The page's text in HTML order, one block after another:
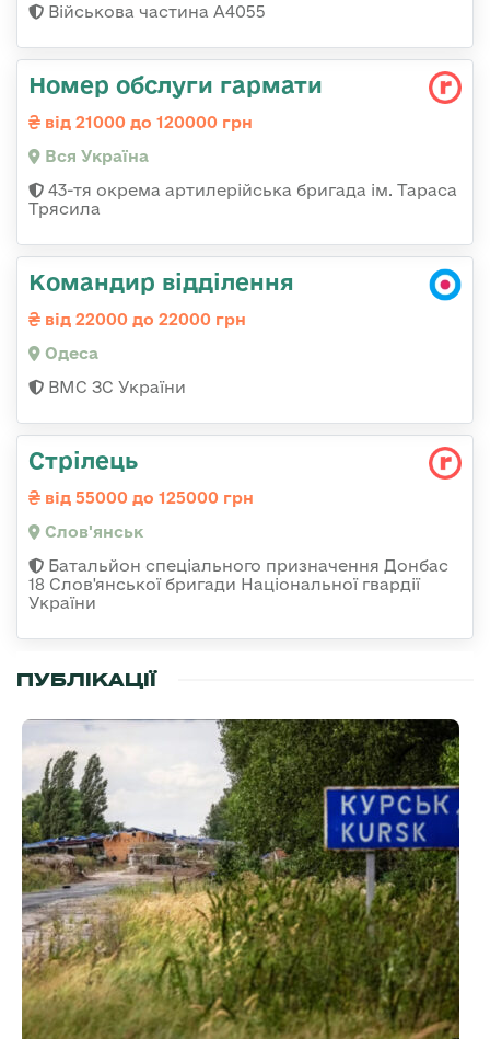
Військова частина А4055
Номер обслуги гармати
від 21000 до 120000 грн
Вся Україна
43-тя окрема артилерійська бригада ім. Тараса
Трясила
Командир відділення
від 22000 до 22000 грн
Одеса
ВМС ЗС України
Стрілець
від 55000 до 125000 грн
Слов'янськ
Батальйон спеціального призначення Донбас
18 Слов'янської бригади Національної гвардії
України
ПУБЛІКАЦІЇ